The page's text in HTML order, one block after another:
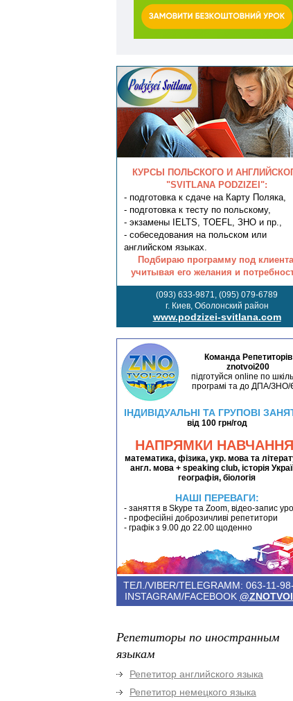
КУРСЫ ПОЛЬСКОГО И
"SVITLANA PODZIZEI":
- подготовка к сдаче на Карту Поляка,
- подготовка к тесту по польскому,
- экзамены IELTS, TOEFL, ЗНО и пр.,
- собеседования на польском или
английском языках.
Подбираю программу под
учитывая его желания и
(093) 633-9871, (095) 079-6789
г. Киев, Оболонский район
www.podzizei-svitlana.com
Команда Репетиторів
znotvoi200
підготуйся online по
програмі та до ДПА/ЗНО/
ІНДИВІДУАЛЬНІ ТА ГРУПОВІ
від 100 грн/год
НАПРЯМКИ
математика, фізика, укр. мова та
англ. мова + speaking club, історія
географія, біологія
НАШІ ПЕРЕВАГИ:
- заняття в Skype та Zoom, відео-запис
- професійні доброзичливі репетитори
- графік з 9.00 до 22.00 щоденно
ТЕЛ./VIBER/TELEGRAMM: 063-11-
INSTAGRAM/FACEBOOK
Репетиторы по иностранным
языкам
Репетитор английского языка
Репетитор немецкого языка